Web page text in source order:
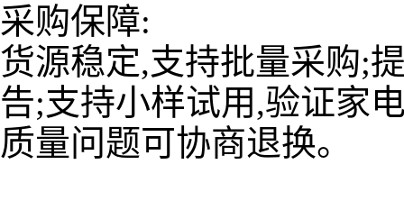
采购保障:
货源稳定,支持批量采购;
告;支持小样试用,验证家
质量问题可协商退换。